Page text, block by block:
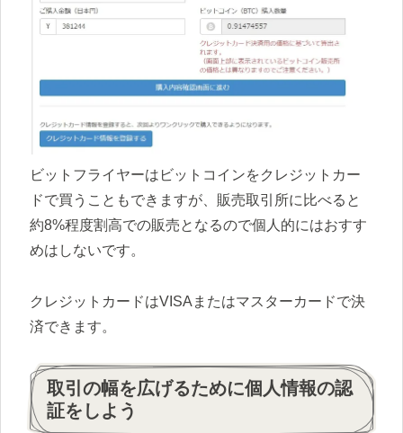
ビットフライヤーはビットコインをクレジットカー
ドで買うこともできますが、販売取引所に比べると
約8%程度割高での販売となるので個人的にはおすす
めはしないです。
クレジットカードはVISAまたはマスターカードで決
済できます。
取引の幅を広げるために個人情報の認
証をしよう